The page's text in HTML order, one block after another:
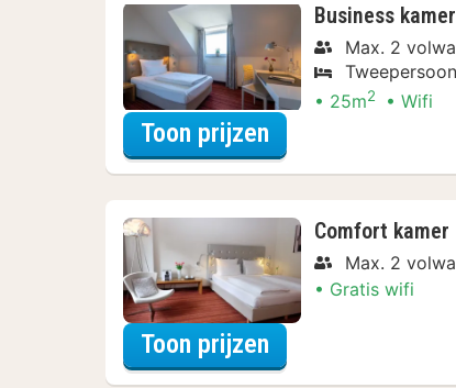
Business kamer
Max. 2
25m2 Wifi
Toon prijzen
Comfort kamer
Max. 2
Gratis wifi
Toon prijzen